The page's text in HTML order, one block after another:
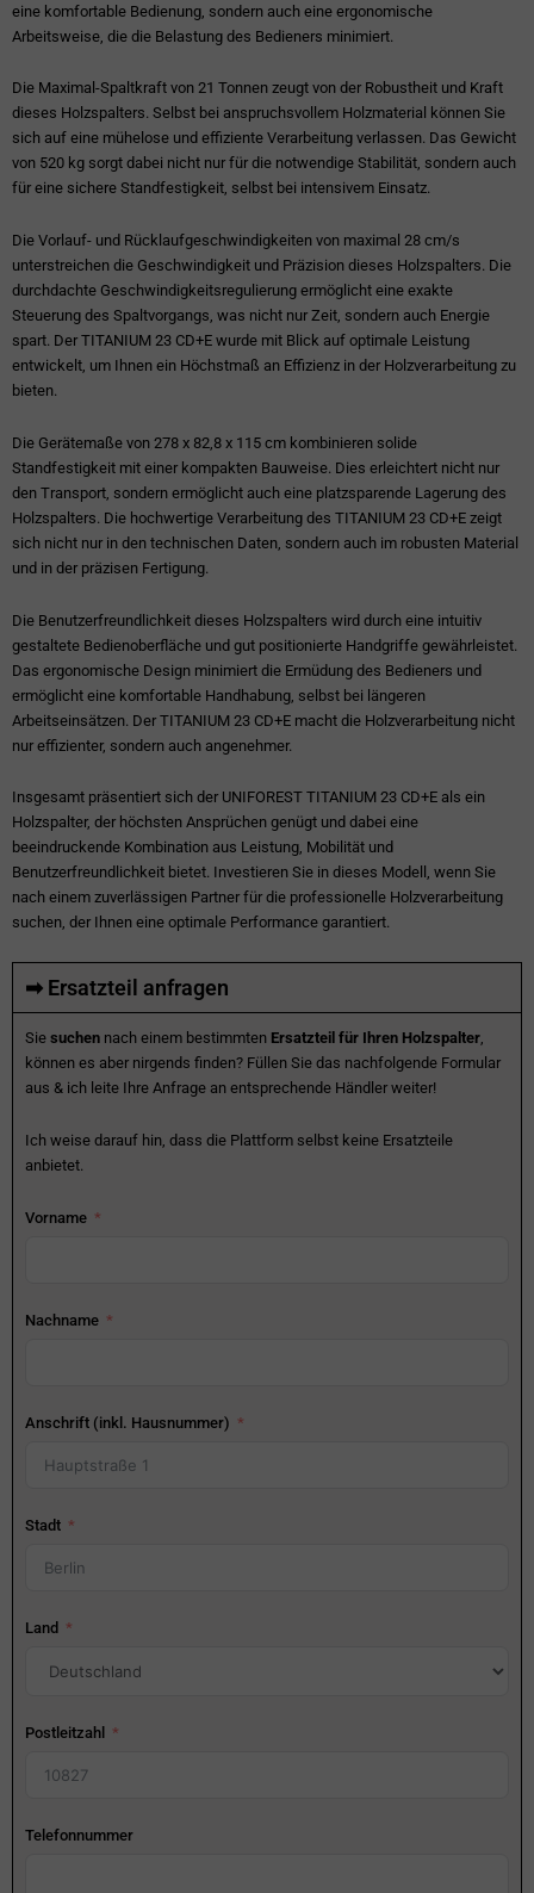
eine komfortable Bedienung, sondern auch eine ergonomische
Arbeitsweise, die die Belastung des Bedieners minimiert.
Die Maximal-Spaltkraft von 21 Tonnen zeugt von der Robustheit und Kraft
dieses Holzspalters. Selbst bei anspruchsvollem Holzmaterial können Sie
sich auf eine mühelose und effiziente Verarbeitung verlassen. Das Gewicht
von 520 kg sorgt dabei nicht nur für die notwendige Stabilität, sondern auch
für eine sichere Standfestigkeit, selbst bei intensivem Einsatz.
Die Vorlauf- und Rücklaufgeschwindigkeiten von maximal 28 cm/s
unterstreichen die Geschwindigkeit und Präzision dieses Holzspalters. Die
durchdachte Geschwindigkeitsregulierung ermöglicht eine exakte
Steuerung des Spaltvorgangs, was nicht nur Zeit, sondern auch Energie
spart. Der TITANIUM 23 CD+E wurde mit Blick auf optimale Leistung
entwickelt, um Ihnen ein Höchstmaß an Effizienz in der Holzverarbeitung zu
bieten.
Die Gerätemaße von 278 x 82,8 x 115 cm kombinieren solide
Standfestigkeit mit einer kompakten Bauweise. Dies erleichtert nicht nur
den Transport, sondern ermöglicht auch eine platzsparende Lagerung des
Holzspalters. Die hochwertige Verarbeitung des TITANIUM 23 CD+E zeigt
sich nicht nur in den technischen Daten, sondern auch im robusten Material
und in der präzisen Fertigung.
Die Benutzerfreundlichkeit dieses Holzspalters wird durch eine intuitiv
gestaltete Bedienoberfläche und gut positionierte Handgriffe gewährleistet.
Das ergonomische Design minimiert die Ermüdung des Bedieners und
ermöglicht eine komfortable Handhabung, selbst bei längeren
Arbeitseinsätzen. Der TITANIUM 23 CD+E macht die Holzverarbeitung nicht
nur effizienter, sondern auch angenehmer.
Insgesamt präsentiert sich der UNIFOREST TITANIUM 23 CD+E als ein
Holzspalter, der höchsten Ansprüchen genügt und dabei eine
beeindruckende Kombination aus Leistung, Mobilität und
Benutzerfreundlichkeit bietet. Investieren Sie in dieses Modell, wenn Sie
nach einem zuverlässigen Partner für die professionelle Holzverarbeitung
suchen, der Ihnen eine optimale Performance garantiert.
➡ Ersatzteil anfragen
Sie suchen nach einem bestimmten Ersatzteil für Ihren Holzspalter,
können es aber nirgends finden? Füllen Sie das nachfolgende Formular
aus & ich leite Ihre Anfrage an entsprechende Händler weiter!
Ich weise darauf hin, dass die Plattform selbst keine Ersatzteile
anbietet.
Vorname
Nachname
Anschrift (inkl. Hausnummer)
Stadt
Land
Postleitzahl
Telefonnummer